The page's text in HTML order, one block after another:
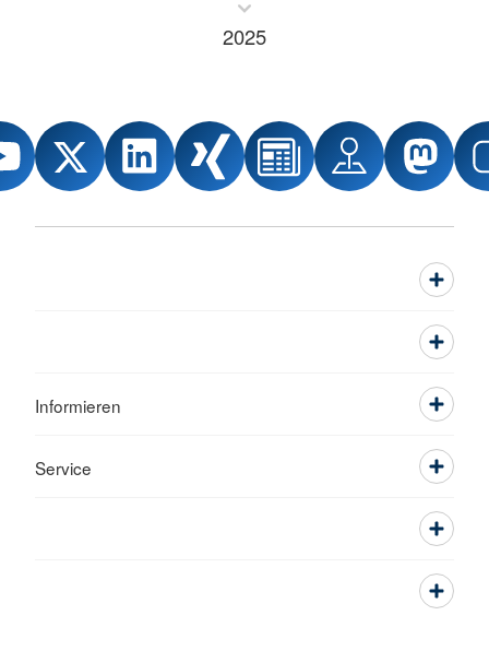
2025
Informieren
Service